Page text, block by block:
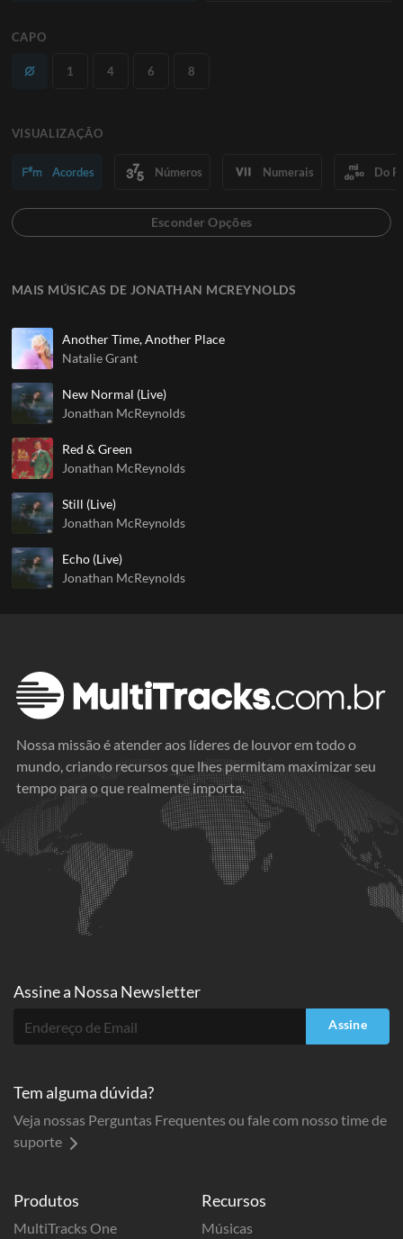
CAPO
1 4 6 8
VISUALIZAÇÃO
Acordes Números Numerais Do
MAIS MÚSICAS DE JONATHAN MCREYNOLDS
Another Time, Another Place
Natalie Grant
New Normal (Live)
Jonathan McReynolds
Red & Green
Jonathan McReynolds
Still (Live)
Jonathan McReynolds
Echo (Live)
Jonathan McReynolds
Nossa missão é atender aos líderes de louvor em todo o
mundo, criando recursos que lhes permitam maximizar seu
tempo para o que realmente importa.
Produtos
MultiTracks One
Recursos
Músicas
Assine a Nossa Newsletter
Assine
Tem alguma dúvida?
Veja nossas Perguntas Frequentes ou fale com nosso time de
suporte